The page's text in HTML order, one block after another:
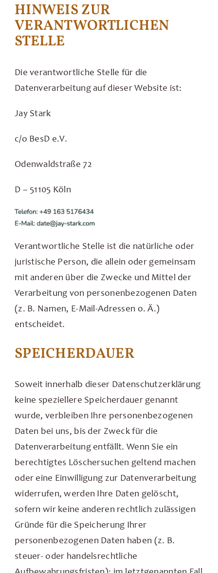
HINWEIS ZUR
VERANTWORTLICHEN
STELLE
Die verantwortliche Stelle für die
Datenverarbeitung auf dieser Website ist:
Jay Stark
c/o BesD e.V.
Odenwaldstraße 72
D – 51105 Köln
Verantwortliche Stelle ist die natürliche oder
juristische Person, die allein oder gemeinsam
mit anderen über die Zwecke und Mittel der
Verarbeitung von personenbezogenen Daten
(z. B. Namen, E-Mail-Adressen o. Ä.)
entscheidet.
SPEICHERDAUER
Soweit innerhalb dieser Datenschutzerklärung
keine speziellere Speicherdauer genannt
wurde, verbleiben Ihre personenbezogenen
Daten bei uns, bis der Zweck für die
Datenverarbeitung entfällt. Wenn Sie ein
berechtigtes Löschersuchen geltend machen
oder eine Einwilligung zur Datenverarbeitung
widerrufen, werden Ihre Daten gelöscht,
sofern wir keine anderen rechtlich zulässigen
Gründe für die Speicherung Ihrer
personenbezogenen Daten haben (z. B.
steuer- oder handelsrechtliche